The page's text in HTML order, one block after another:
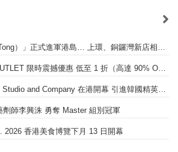
韓式燒肉「火桶（Hwa Tong）」正式進軍港島… 上環、銅鑼灣新店相繼開幕
尖沙咀名牌 Outlets J.OUTLET 限時震撼優惠 低至 1 折（高達 90% OFF）
【K-芭蕾風靡世界】 JB Studio and Company 在港開幕 引進韓國精英芭蕾教育系統
劑師李興洙 勇奪 Master 組別冠軍
2026 香港美食博覽下月 13 日開幕